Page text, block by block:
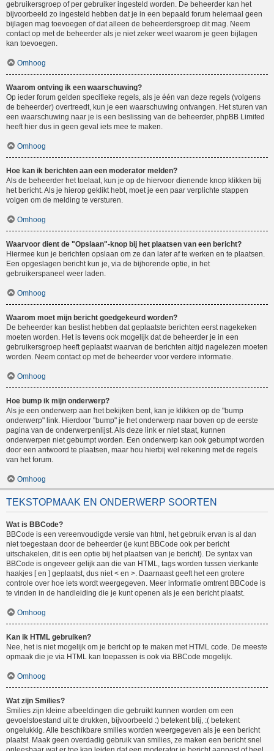
gebruikersgroep of per gebruiker ingesteld worden. De beheerder kan het
bijvoorbeeld zo ingesteld hebben dat je in een bepaald forum helemaal geen
bijlagen mag toevoegen of dat alleen de beheerdersgroep dit mag. Neem
contact op met de beheerder als je niet zeker weet waarom je geen bijlagen
kan toevoegen.
Omhoog
Waarom ontving ik een waarschuwing?
Op ieder forum gelden specifieke regels, als je één van deze regels (volgens
de beheerder) overtreedt, kun je een waarschuwing ontvangen. Het sturen van
een waarschuwing naar je is een beslissing van de beheerder, phpBB Limited
heeft hier dus in geen geval iets mee te maken.
Omhoog
Hoe kan ik berichten aan een moderator melden?
Als de beheerder het toelaat, kun je op de hiervoor dienende knop klikken bij
het bericht. Als je hierop geklikt hebt, moet je een paar verplichte stappen
volgen om de melding te versturen.
Omhoog
Waarvoor dient de "Opslaan"-knop bij het plaatsen van een bericht?
Hiermee kun je berichten opslaan om ze dan later af te werken en te plaatsen.
Een opgeslagen bericht kun je, via de bijhorende optie, in het
gebruikerspaneel weer laden.
Omhoog
Waarom moet mijn bericht goedgekeurd worden?
De beheerder kan beslist hebben dat geplaatste berichten eerst nagekeken
moeten worden. Het is tevens ook mogelijk dat de beheerder je in een
gebruikersgroep heeft geplaatst waarvan de berichten altijd nagelezen moeten
worden. Neem contact op met de beheerder voor verdere informatie.
Omhoog
Hoe bump ik mijn onderwerp?
Als je een onderwerp aan het bekijken bent, kan je klikken op de "bump
onderwerp" link. Hierdoor "bump" je het onderwerp naar boven op de eerste
pagina van de onderwerpenlijst. Als deze link er niet staat, kunnen
onderwerpen niet gebumpt worden. Een onderwerp kan ook gebumpt worden
door een antwoord te plaatsen, maar hou hierbij wel rekening met de regels
van het forum.
Omhoog
TEKSTOPMAAK EN ONDERWERP SOORTEN
Wat is BBCode?
BBCode is een vereenvoudigde versie van html, het gebruik ervan is al dan
niet toegestaan door de beheerder (je kunt BBCode ook per bericht
uitschakelen, dit is een optie bij het plaatsen van je bericht). De syntax van
BBCode is ongeveer gelijk aan die van HTML, tags worden tussen vierkante
haakjes [ en ] geplaatst, dus niet < en >. Daarnaast geeft het een grotere
controle over hoe iets wordt weergegeven. Meer informatie omtrent BBCode is
te vinden in de handleiding die je kunt openen als je een bericht plaatst.
Omhoog
Kan ik HTML gebruiken?
Nee, het is niet mogelijk om je bericht op te maken met HTML code. De meeste
opmaak die je via HTML kan toepassen is ook via BBCode mogelijk.
Omhoog
Wat zijn Smilies?
Smilies zijn kleine afbeeldingen die gebruikt kunnen worden om een
gevoelstoestand uit te drukken, bijvoorbeeld :) betekent blij, :( betekent
ongelukkig. Alle beschikbare smilies worden weergegeven als je een bericht
plaatst. Maak geen overdadig gebruik van smilies, ze maken een bericht snel